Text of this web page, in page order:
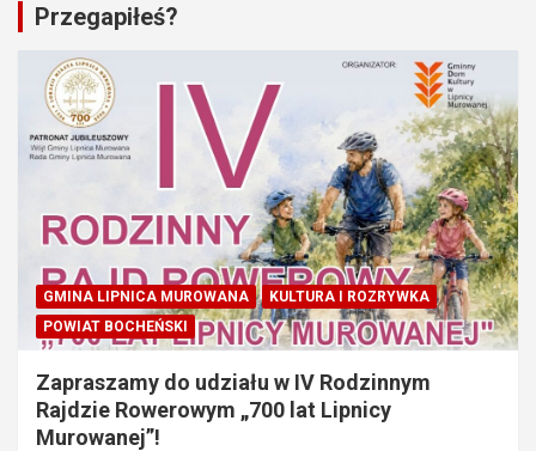
Przegapiłeś?
GMINA LIPNICA MUROWANA
KULTURA I ROZRYWKA
POWIAT BOCHEŃSKI
Zapraszamy do udziału w IV Rodzinnym
Rajdzie Rowerowym „700 lat Lipnicy
Murowanej”!